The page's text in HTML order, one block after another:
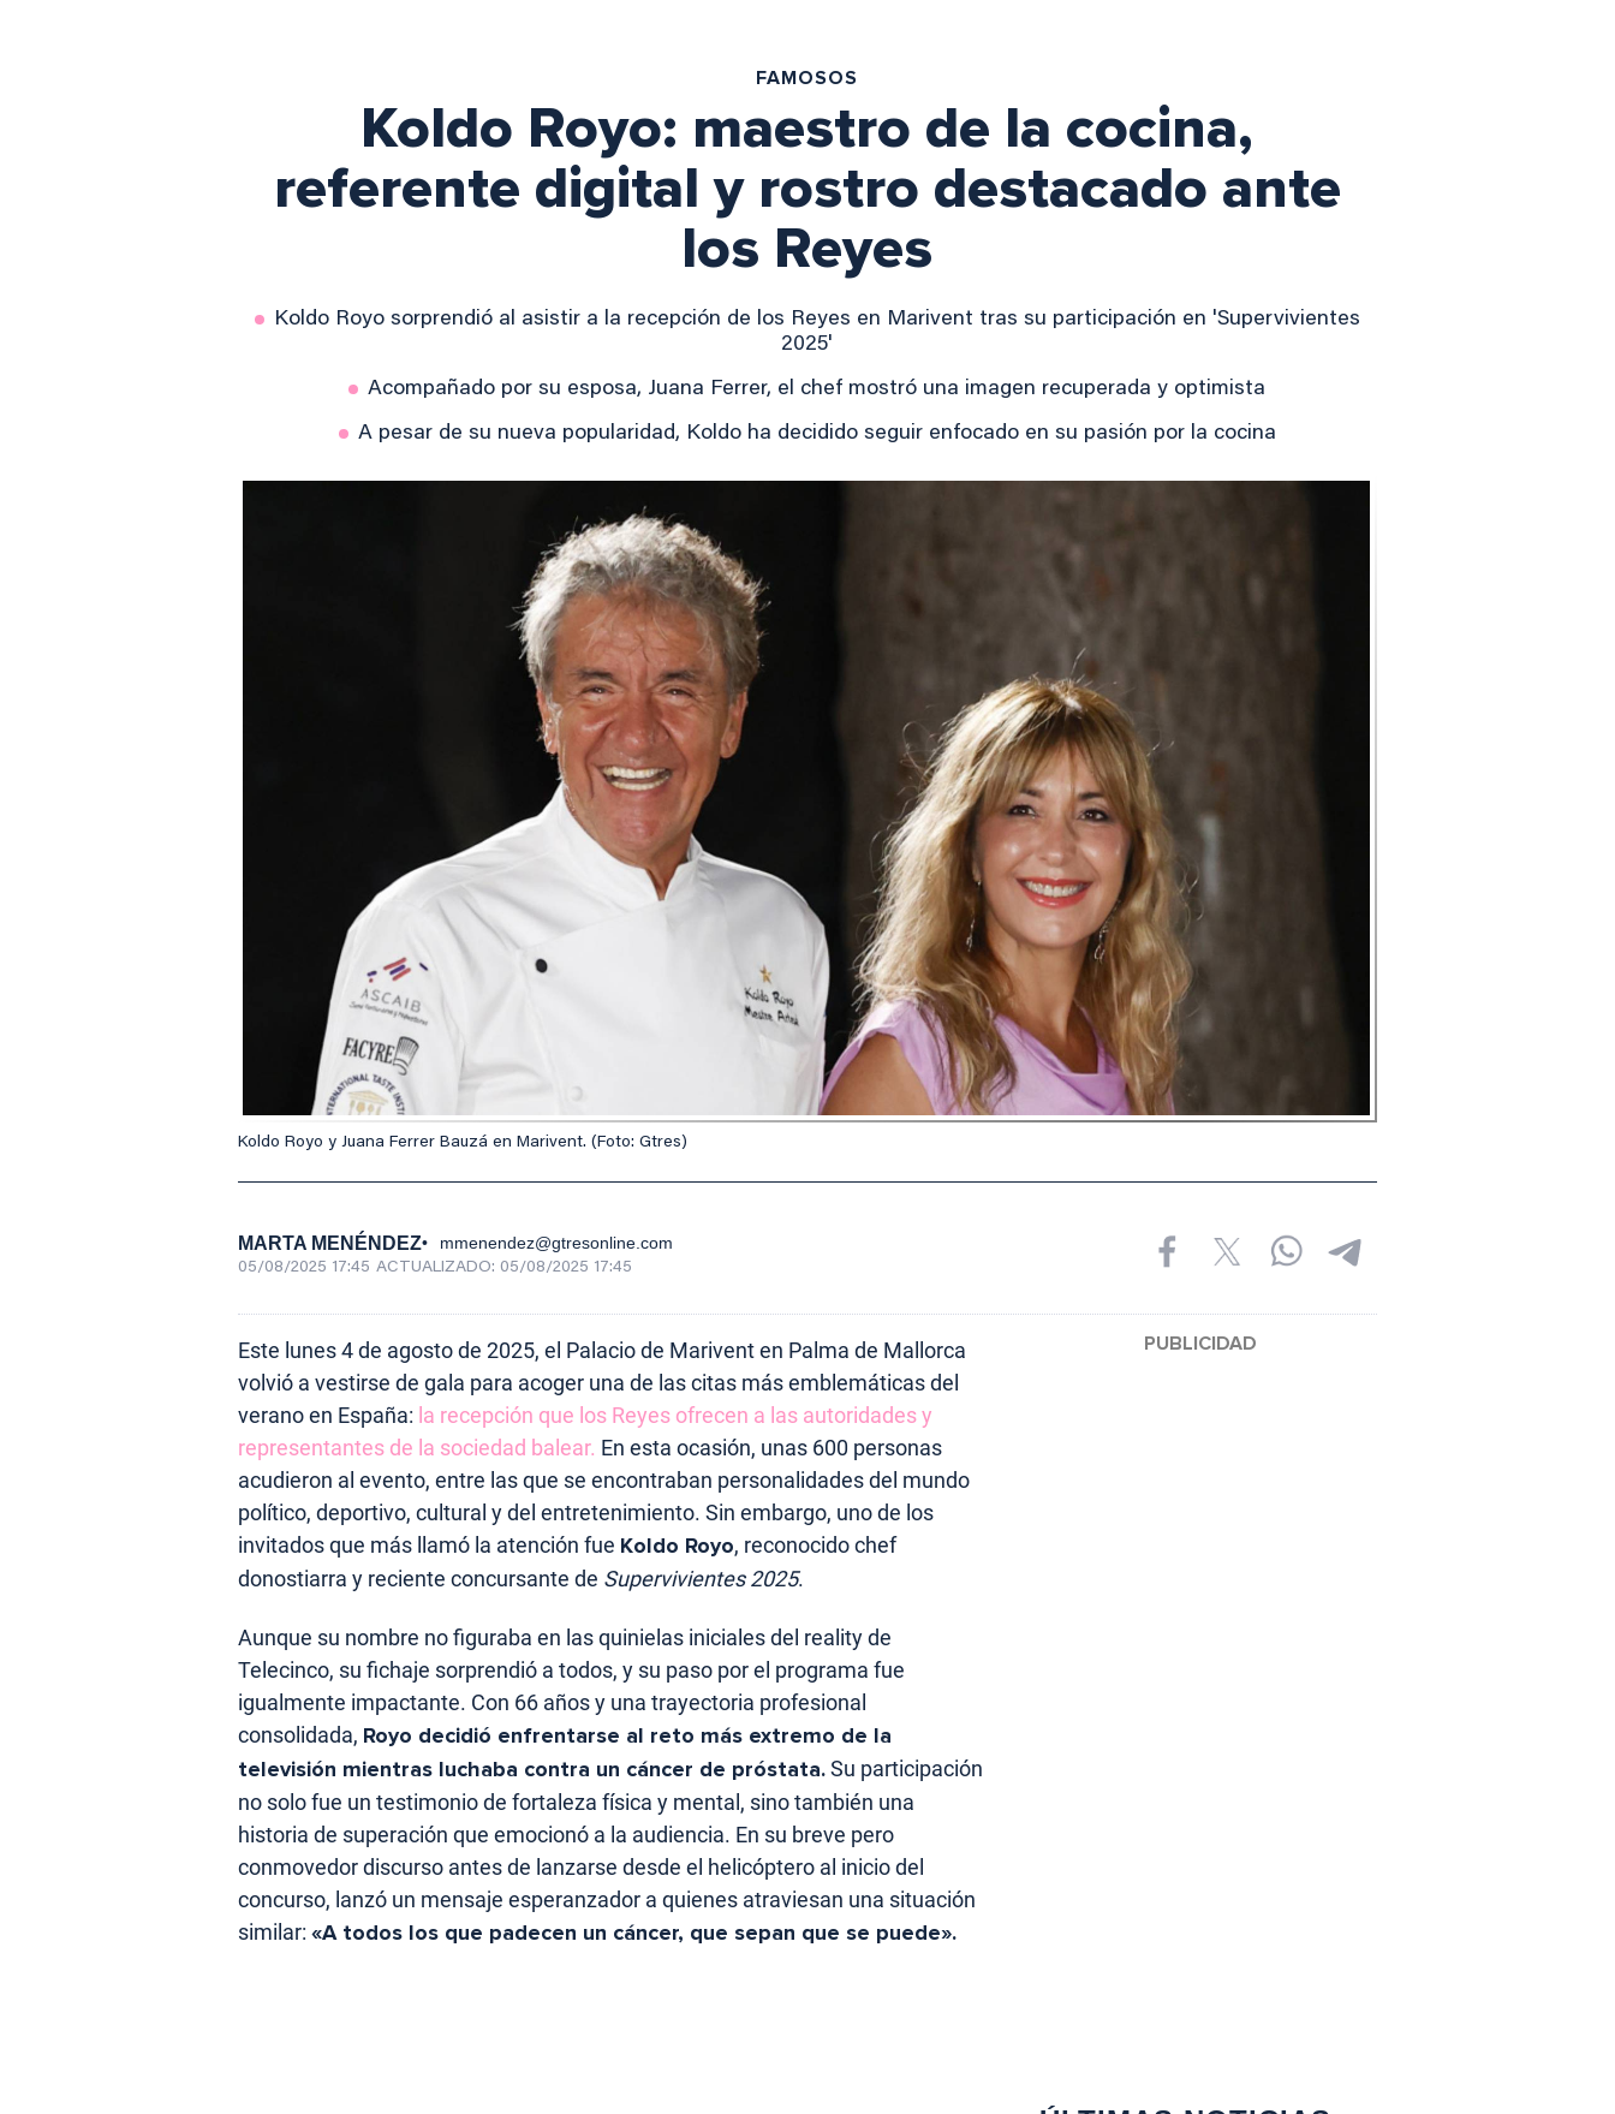
FAMOSOS
Koldo Royo: maestro de la cocina,
referente digital y rostro destacado ante
los Reyes
Koldo Royo sorprendió al asistir a la recepción de los Reyes en Marivent tras su participación en 'Supervivientes
2025'
Acompañado por su esposa, Juana Ferrer, el chef mostró una imagen recuperada y optimista
A pesar de su nueva popularidad, Koldo ha decidido seguir enfocado en su pasión por la cocina
Koldo Royo y Juana Ferrer Bauzá en Marivent. (Foto: Gtres)
MARTA MENÉNDEZ mmenendez@gtresonline.com
05/08/2025 17:45 ACTUALIZADO: 05/08/2025 17:45
Este lunes 4 de agosto de 2025, el Palacio de Marivent en Palma de Mallorca
volvió a vestirse de gala para acoger una de las citas más emblemáticas del
verano en España: la recepción que los Reyes ofrecen a las autoridades y
representantes de la sociedad balear. En esta ocasión, unas 600 personas
acudieron al evento, entre las que se encontraban personalidades del mundo
político, deportivo, cultural y del entretenimiento. Sin embargo, uno de los
invitados que más llamó la atención fue Koldo Royo, reconocido chef
donostiarra y reciente concursante de Supervivientes 2025.
Aunque su nombre no figuraba en las quinielas iniciales del reality de
Telecinco, su fichaje sorprendió a todos, y su paso por el programa fue
igualmente impactante. Con 66 años y una trayectoria profesional
consolidada, Royo decidió enfrentarse al reto más extremo de la
televisión mientras luchaba contra un cáncer de próstata.Su participación
no solo fue un testimonio de fortaleza física y mental, sino también una
historia de superación que emocionó a la audiencia. En su breve pero
conmovedor discurso antes de lanzarse desde el helicóptero al inicio del
concurso, lanzó un mensaje esperanzador a quienes atraviesan una situación
similar: «A todos los que padecen un cáncer, que sepan que se puede».